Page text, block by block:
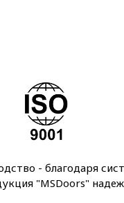
- благодаря
"MSDoors"